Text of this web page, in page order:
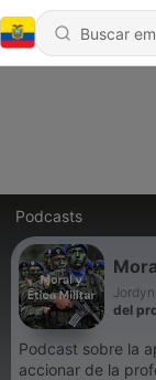
Podcasts
del
Podcast sobre la
accionar de la